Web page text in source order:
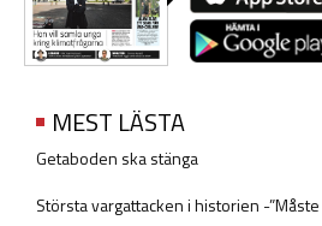
MEST LÄSTA
Getaboden ska stänga
Största vargattacken i historien -